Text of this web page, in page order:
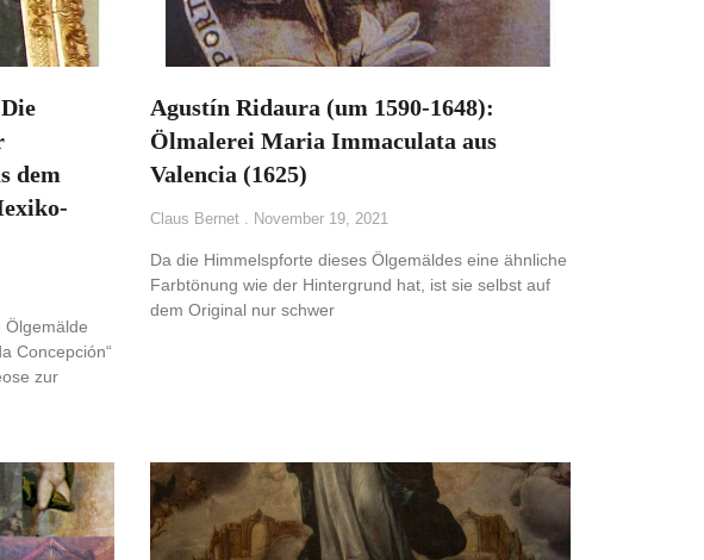
dem
Ölgemälde
Concepción“
zur
Agustín Ridaura (um 1590-1648):
Ölmalerei Maria Immaculata aus
Valencia (1625)
Claus Bernet November 19, 2021
Da die Himmelspforte dieses Ölgemäldes eine ähnliche
Farbtönung wie der Hintergrund hat, ist sie selbst auf
dem Original nur schwer